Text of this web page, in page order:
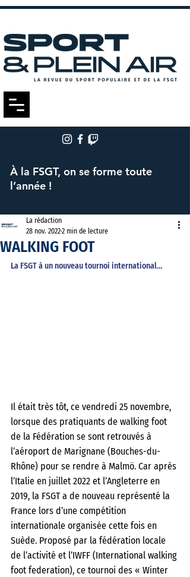
À la FSGT, on se forme toute
l’année !
WALKING FOOT
La rédaction
28 nov. 20222 min de lecture
La FSGT à un nouveau tournoi international…
Il était très tôt, ce vendredi 25 novembre,
lorsque des pratiquants de walking foot
de la Fédération se sont retrouvés à
l’aéroport de Marignane (Bouches-du-
Rhône) pour se rendre à Malmö. Car après
l’Italie en juillet 2022 et l’Angleterre en
2019, la FSGT a de nouveau représenté la
France lors d’une compétition
internationale organisée cette fois en
Suède. Proposé par la fédération locale
de l’activité et l’IWFF (International walking
foot federation), ce tournoi des « Winter